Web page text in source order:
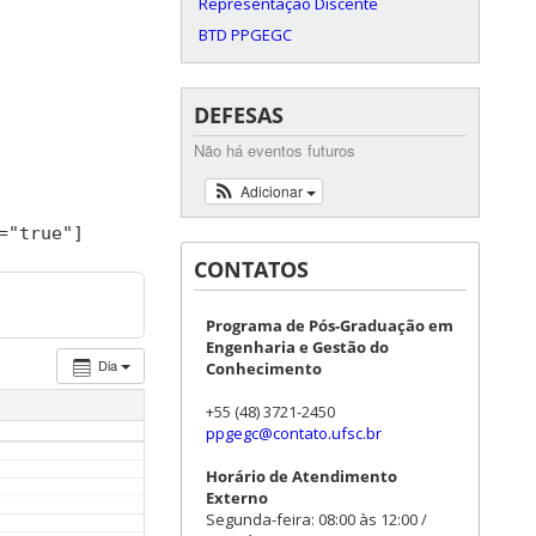
"true" ]
Dia
BTD PPGEGC
DEFESAS
Não há eventos futuros
Adicionar
CONTATOS
Programa de Pós-Graduação em
Engenharia e Gestão do
Conhecimento
+55 (48) 3721-2450
ppgegc@contato.ufsc.br
Horário de Atendimento
Externo
Segunda-feira: 08:00 às 12:00 /